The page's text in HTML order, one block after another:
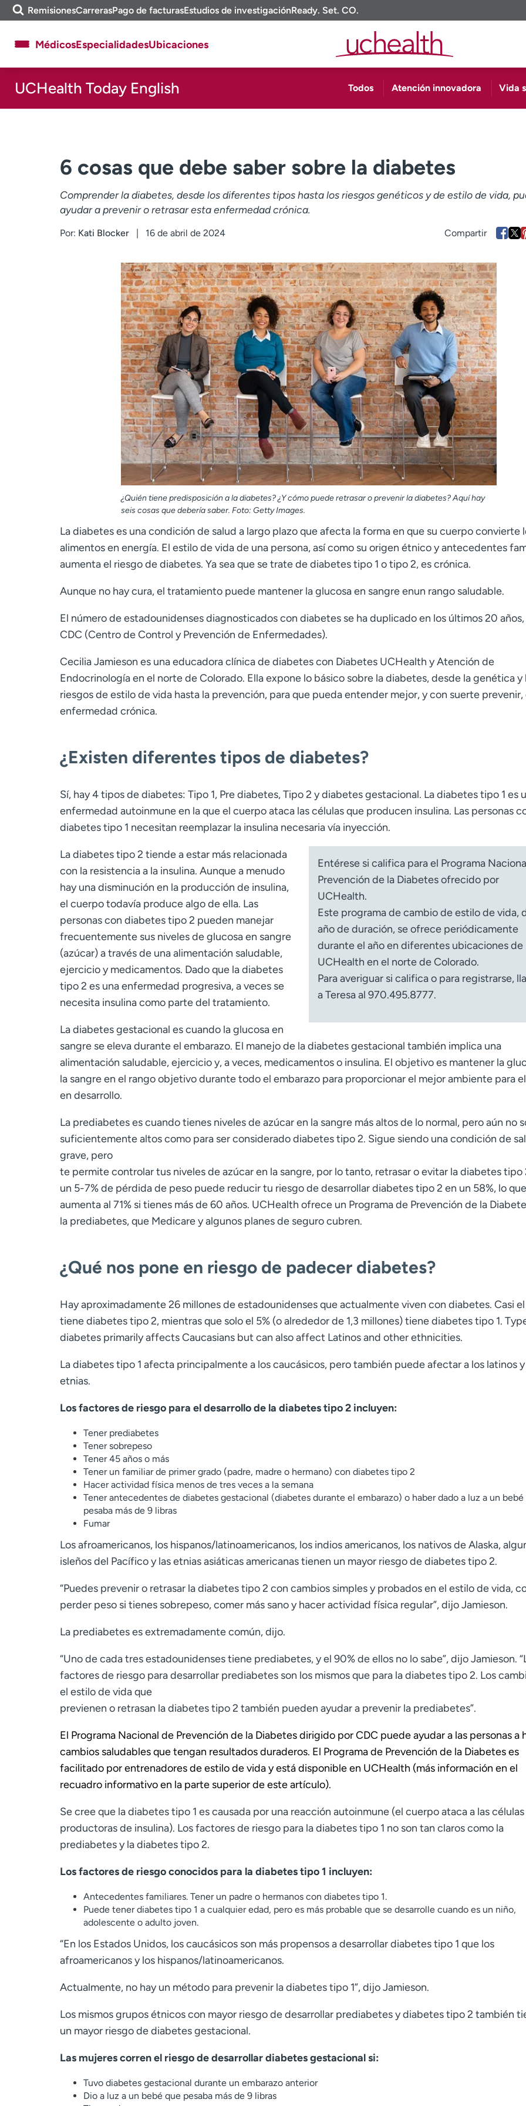
Omitir
y
contenido
a
m
a
c
o
n
RemisionesCarrerasPago de facturasEstudios de investigaciónReady. Set. CO.
Acerca de UCHealth
Clases y eventos
Ready. Set. CO.
Ensayos clínicos
comunicación
MédicosEspecialidadesUbicaciones
UCHealth Today English Todos Atención innovadora Vida
6 cosas que debe saber sobre la diabetes
Comprender la diabetes, desde los diferentes tipos hasta los riesgos genéticos y de estilo de vida,
ayudar a prevenir o retrasar esta enfermedad crónica.
Por: Kati Blocker 16 de abril de 2024
¿Quién tiene predisposición a la diabetes? ¿Y cómo puede retrasar o prevenir la diabetes? Aquí hay
seis cosas que debería saber. Foto: Getty Images.
La diabetes es una condición de salud a largo plazo que afecta la forma en que su cuerpo convierte
alimentos en energía. El estilo de vida de una persona, así como su origen étnico y antecedentes
aumenta el riesgo de diabetes. Ya sea que se trate de diabetes tipo 1 o tipo 2, es crónica.
Aunque no hay cura, el tratamiento puede mantener la glucosa en sangre enun rango saludable.
El número de estadounidenses diagnosticados con diabetes se ha duplicado en los últimos 20
CDC (Centro de Control y Prevención de Enfermedades).
Cecilia Jamieson es una educadora clínica de diabetes con Diabetes UCHealth y Atención de
Endocrinología en el norte de Colorado. Ella expone lo básico sobre la diabetes, desde la genética y
riesgos de estilo de vida hasta la prevención, para que pueda entender mejor, y con suerte prevenir,
enfermedad crónica.
¿Existen diferentes tipos de diabetes?
Sí, hay 4 tipos de diabetes: Tipo 1, Pre diabetes, Tipo 2 y diabetes gestacional. La diabetes tipo 1 es
enfermedad autoinmune en la que el cuerpo ataca las células que producen insulina. Las personas
diabetes tipo 1 necesitan reemplazar la insulina necesaria vía inyección.
Entérese si califica para el Programa
Prevención de la Diabetes ofrecido por
UCHealth.
Este programa de cambio de estilo de vida,
año de duración, se ofrece periódicamente
durante el año en diferentes ubicaciones de
UCHealth en el norte de Colorado.
Para averiguar si califica o para registrarse,
a Teresa al 970.495.8777.
La diabetes tipo 2 tiende a estar más relacionada
con la resistencia a la insulina. Aunque a menudo
hay una disminución en la producción de insulina,
el cuerpo todavía produce algo de ella. Las
personas con diabetes tipo 2 pueden manejar
frecuentemente sus niveles de glucosa en sangre
(azúcar) a través de una alimentación saludable,
ejercicio y medicamentos. Dado que la diabetes
tipo 2 es una enfermedad progresiva, a veces se
necesita insulina como parte del tratamiento.
La diabetes gestacional es cuando la glucosa en
sangre se eleva durante el embarazo. El manejo de la diabetes gestacional también implica una
alimentación saludable, ejercicio y, a veces, medicamentos o insulina. El objetivo es mantener la
la sangre en el rango objetivo durante todo el embarazo para proporcionar el mejor ambiente para
en desarrollo.
La prediabetes es cuando tienes niveles de azúcar en la sangre más altos de lo normal, pero aún no
suficientemente altos como para ser considerado diabetes tipo 2. Sigue siendo una condición de
grave, pero
te permite controlar tus niveles de azúcar en la sangre, por lo tanto, retrasar o evitar la diabetes tipo
un 5-7% de pérdida de peso puede reducir tu riesgo de desarrollar diabetes tipo 2 en un 58%, lo que
aumenta al 71% si tienes más de 60 años. UCHealth ofrece un Programa de Prevención de la
la prediabetes, que Medicare y algunos planes de seguro cubren.
¿Qué nos pone en riesgo de padecer diabetes?
Hay aproximadamente 26 millones de estadounidenses que actualmente viven con diabetes. Casi el
tiene diabetes tipo 2, mientras que solo el 5% (o alrededor de 1,3 millones) tiene diabetes tipo 1.
diabetes primarily affects Caucasians but can also affect Latinos and other ethnicities.
La diabetes tipo 1 afecta principalmente a los caucásicos, pero también puede afectar a los latinos
etnias.
Los factores de riesgo para el desarrollo de la diabetes tipo 2 incluyen:
Tener prediabetes
Tener sobrepeso
Tener 45 años o más
Tener un familiar de primer grado (padre, madre o hermano) con diabetes tipo 2
Hacer actividad física menos de tres veces a la semana
Tener antecedentes de diabetes gestacional (diabetes durante el embarazo) o haber dado a luz a un bebé
pesaba más de 9 libras
Fumar
Los afroamericanos, los hispanos/latinoamericanos, los indios americanos, los nativos de Alaska,
isleños del Pacífico y las etnias asiáticas americanas tienen un mayor riesgo de diabetes tipo 2.
“Puedes prevenir o retrasar la diabetes tipo 2 con cambios simples y probados en el estilo de vida,
perder peso si tienes sobrepeso, comer más sano y hacer actividad física regular”, dijo Jamieson.
La prediabetes es extremadamente común, dijo.
“Uno de cada tres estadounidenses tiene prediabetes, y el 90% de ellos no lo sabe”, dijo Jamieson.
factores de riesgo para desarrollar prediabetes son los mismos que para la diabetes tipo 2. Los
el estilo de vida que
previenen o retrasan la diabetes tipo 2 también pueden ayudar a prevenir la prediabetes”.
El Programa Nacional de Prevención de la Diabetes dirigido por CDC puedeayudar a las personas a
cambios saludables que tengan resultadosduraderos. El Programa de Prevención de la Diabetes es
facilitado porentrenadores de estilo de vida y está disponible en UCHealth (más información en el
recuadro informativo en la parte superior de este artículo).
Se cree que la diabetes tipo 1 es causada por una reacción autoinmune (el cuerpo ataca a las células
productoras de insulina). Los factores de riesgo para la diabetes tipo 1 no son tan claros como la
prediabetes y la diabetes tipo 2.
Los factores de riesgo conocidos para la diabetes tipo 1 incluyen:
Antecedentes familiares. Tener un padre o hermanos con diabetes tipo 1.
Puede tener diabetes tipo 1 a cualquier edad, pero es más probable que se desarrolle cuando es un niño,
adolescente o adulto joven.
“En los Estados Unidos, los caucásicos son más propensos a desarrollar diabetes tipo 1 que los
afroamericanos y los hispanos/latinoamericanos.
Actualmente, no hay un método para prevenir la diabetes tipo 1”, dijo Jamieson.
Los mismos grupos étnicos con mayor riesgo de desarrollar prediabetes y diabetes tipo 2 también
un mayor riesgo de diabetes gestacional.
Las mujeres corren el riesgo de desarrollar diabetes gestacional si:
Tuvo diabetes gestacional durante un embarazo anterior
Dio a luz a un bebé que pesaba más de 9 libras